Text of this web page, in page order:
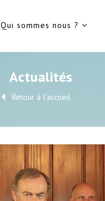
Qui sommes nous ?
Actualités
Retour à l'accueil